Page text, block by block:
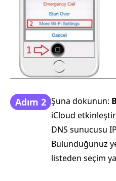
Adım 2 Şuna dokunun:
iCloud
DNS sunucusu
Bulunduğunuz
listeden seçim